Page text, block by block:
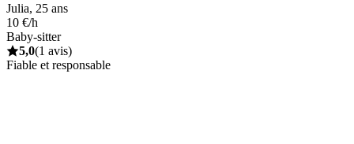
Julia, 25 ans
10 €/h
Baby-sitter
5,0(1 avis)
Fiable et responsable